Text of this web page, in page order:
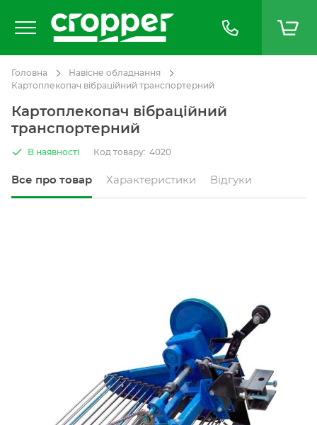
Головна
Навісне обладнання
Картоплекопач вібраційний транспортерний
Картоплекопач вібраційний
транспортерний
В наявності Код товару: 4020
Все про товар Характеристики Відгуки